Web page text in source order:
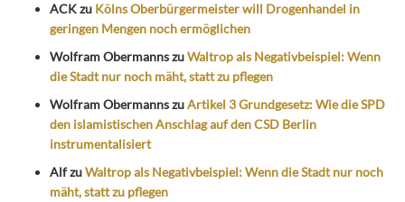
ACKzu Kölns Oberbürgermeister will Drogenhandel in
geringen Mengen noch ermöglichen
Wolfram ObermannszuWaltrop als Negativbeispiel: Wenn
die Stadt nur noch mäht, statt zu pflegen
Wolfram ObermannszuArtikel 3 Grundgesetz: Wie die SPD
den islamistischen Anschlag auf den CSD Berlin
instrumentalisiert
AlfzuWaltrop als Negativbeispiel: Wenn die Stadt nur noch
mäht, statt zu pflegen